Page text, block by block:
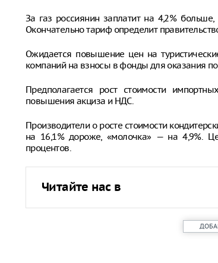
За газ россиянин заплатит на 4,2%
Окончательно тариф определит
Ожидается повышение цен на
компаний на взносы в фонды для оказания
Предполагается рост стоимости
повышения акциза и НДС.
Производители о росте стоимости
на 16,1% дороже, «молочка» — на 4,9%.
процентов.
Читайте нас в